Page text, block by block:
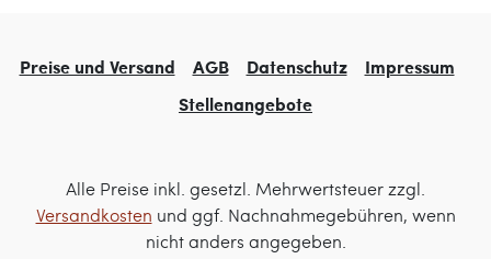
Preise und Versand AGB Datenschutz
Impressum
Stellenangebote
Alle Preise inkl. gesetzl. Mehrwertsteuer zzgl.
Versandkosten und ggf. Nachnahmegebühren, wenn
nicht anders angegeben.